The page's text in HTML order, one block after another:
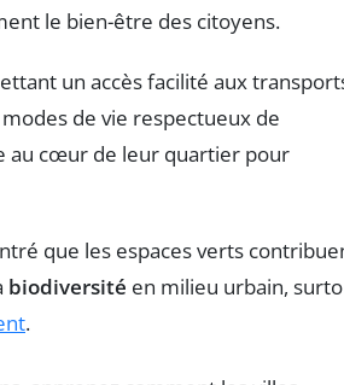
le bien-être des citoyens.
un accès facilité aux
de vie respectueux de
au cœur de leur quartier pour
que les espaces verts
biodiversité en milieu urbain,
.